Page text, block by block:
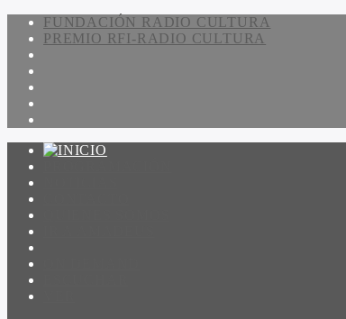
FUNDACIÓN RADIO CULTURA
PREMIO RFI-RADIO CULTURA